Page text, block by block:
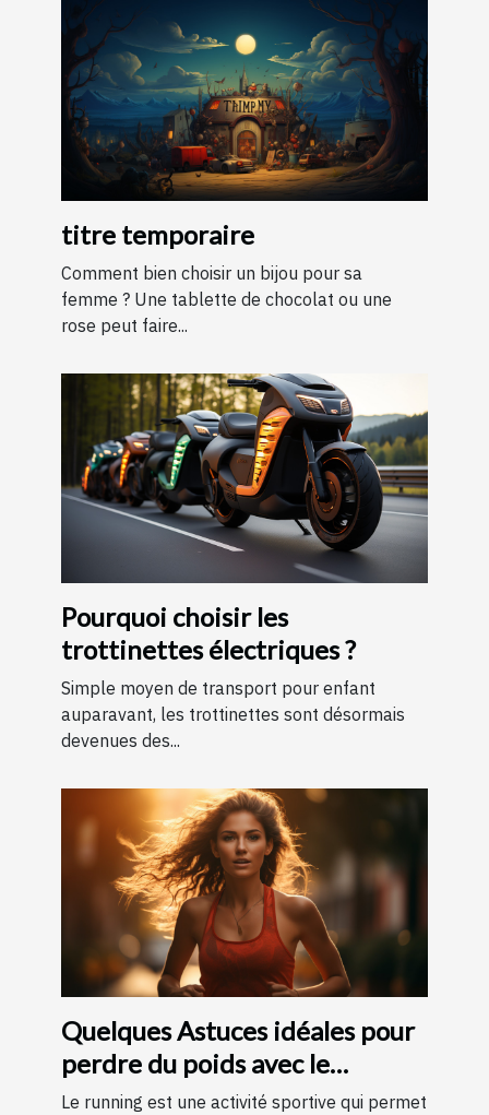
titre temporaire
Comment bien choisir un bijou pour sa
femme ? Une tablette de chocolat ou une
rose peut faire...
Pourquoi choisir les
trottinettes électriques ?
Simple moyen de transport pour enfant
auparavant, les trottinettes sont désormais
devenues des...
Quelques Astuces idéales pour
perdre du poids avec le
running ?
Le running est une activité sportive qui permet